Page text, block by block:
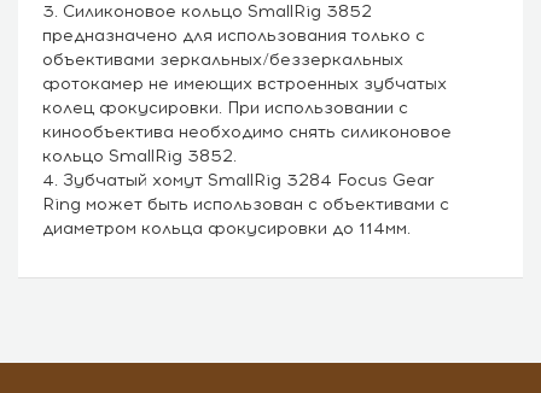
3. Силиконовое кольцо SmallRig 3852
предназначено для использования только с
объективами зеркальных/беззеркальных
фотокамер не имеющих встроенных зубчатых
колец фокусировки. При использовании с
кинообъектива необходимо снять силиконовое
кольцо SmallRig 3852.
4. Зубчатый хомут SmallRig 3284 Focus Gear
Ring может быть использован с объективами с
диаметром кольца фокусировки до 114мм.